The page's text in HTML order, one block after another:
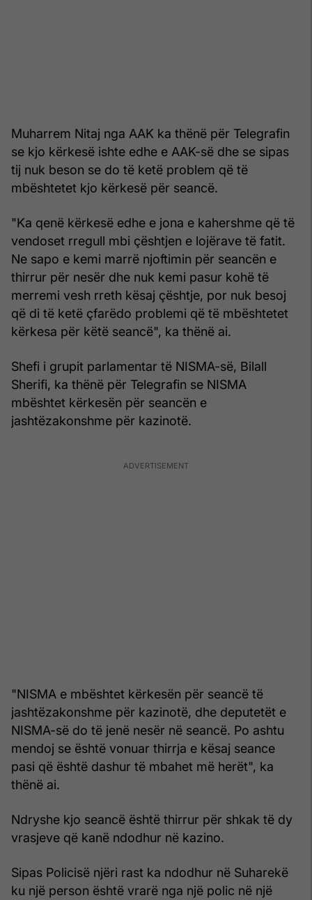
Muharrem Nitaj nga AAK ka thënë për Telegrafin
se kjo kërkesë ishte edhe e AAK-së dhe se sipas
tij nuk beson se do të ketë problem që të
mbështetet kjo kërkesë për seancë.
"Ka qenë kërkesë edhe e jona e kahershme që të
vendoset rregull mbi çështjen e lojërave të fatit.
Ne sapo e kemi marrë njoftimin për seancën e
thirrur për nesër dhe nuk kemi pasur kohë të
merremi vesh rreth kësaj çështje, por nuk besoj
që di të ketë çfarëdo problemi që të mbështetet
kërkesa për këtë seancë", ka thënë ai.
Shefi i grupit parlamentar të NISMA-së, Bilall
Sherifi, ka thënë për Telegrafin se NISMA
mbështet kërkesën për seancën e
jashtëzakonshme për kazinotë.
"NISMA e mbështet kërkesën për seancë të
jashtëzakonshme për kazinotë, dhe deputetët e
NISMA-së do të jenë nesër në seancë. Po ashtu
mendoj se është vonuar thirrja e kësaj seance
pasi që është dashur të mbahet më herët", ka
thënë ai.
Ndryshe kjo seancë është thirrur për shkak të dy
vrasjeve që kanë ndodhur në kazino.
Sipas Policisë njëri rast ka ndodhur në Suharekë
ku një person është vrarë nga një polic në një